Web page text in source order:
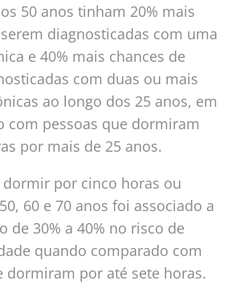
50 anos tinham 20% mais
diagnosticadas com uma
e 40% mais chances de
com duas ou mais
ao longo dos 25 anos, em
com pessoas que dormiram
por mais de 25 anos.
por cinco horas ou
60 e 70 anos foi associado a
de 30% a 40% no risco de
quando comparado com
dormiram por até sete horas.